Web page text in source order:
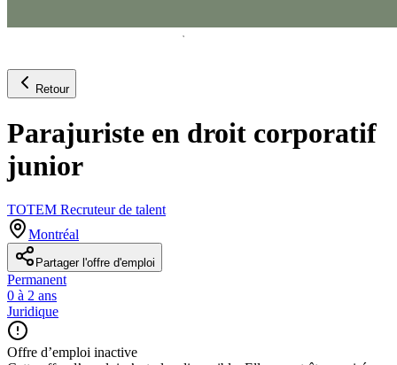
Retour
Parajuriste en droit corporatif
junior
TOTEM Recruteur de talent
Montréal
Partager l'offre d'emploi
Permanent
0 à 2 ans
Juridique
Offre d’emploi inactive